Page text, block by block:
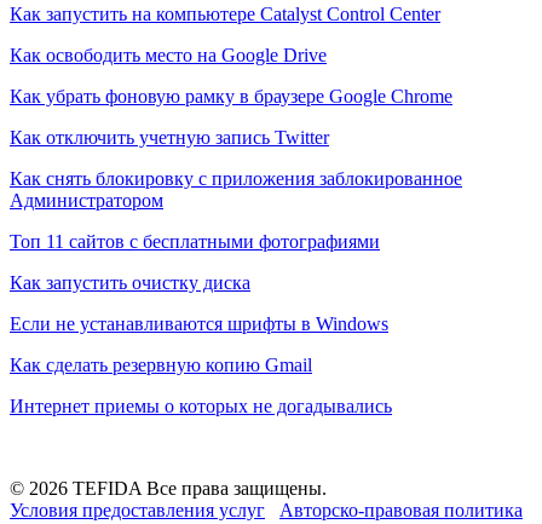
Как запустить на компьютере Catalyst Control Center
Как освободить место на Google Drive
Как убрать фоновую рамку в браузере Google Chrome
Как отключить учетную запись Twitter
Как снять блокировку с приложения заблокированное
Администратором
Топ 11 сайтов с бесплатными фотографиями
Как запустить очистку диска
Если не устанавливаются шрифты в Windows
Как сделать резервную копию Gmail
Интернет приемы о которых не догадывались
© 2026 TEFIDA Все права защищены.
Условия предоставления услуг
Авторско-правовая политика